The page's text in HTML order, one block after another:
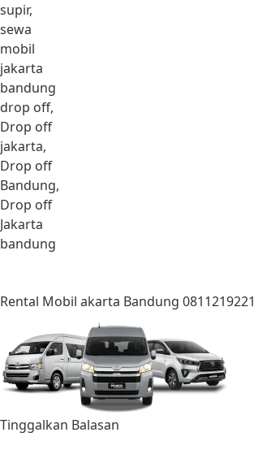
supir,
sewa
mobil
jakarta
bandung
drop off,
Drop off
jakarta,
Drop off
Bandung,
Drop off
Jakarta
bandung
Rental Mobil akarta Bandung 0811219221
Tinggalkan Balasan